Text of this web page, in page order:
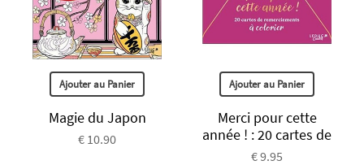
Ajouter au Panier
Magie du Japon
€ 10.90
Ajouter au Panier
Merci pour cette
année ! : 20 cartes de
€ 9.95